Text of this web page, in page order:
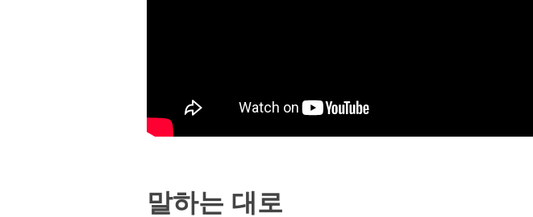
말하는 대로